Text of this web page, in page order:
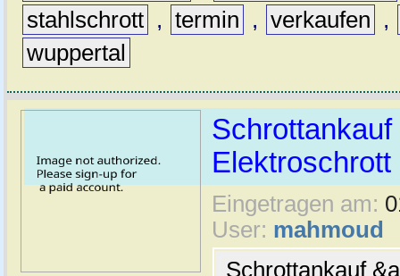
stahlschrott , termin , verkaufen
,
wuppertal
Schrottankauf
Elektroschrott
Eingetragen am:
User: mahmoud
Schrottankauf